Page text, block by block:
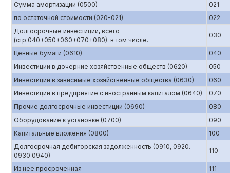
Сумма амортизации (0500)
021
по остаточной стоимости (020-021)
022
Долгосрочные инвестиции, всего
(стр.040+050+060+070+080). в том числе.
030
Ценные бумаги (0610)
040
Инвестиции в дочерние хозяйственные обществ (0620)
050
Инвестиции в зависимые хозяйственные общества (0630)
060
Инвестиции в предприятие с иностранным капиталом (0640)
070
Прочие долгосрочные инвестиции (0690)
080
Оборудование к установке (0700)
090
Капитальные вложения (0800)
100
Долгосрочная дебиторская задолженность (0910, 0920.
0930 0940)
110
Из нее просроченная
111